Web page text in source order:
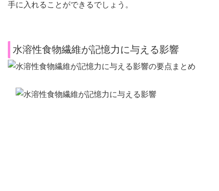
手に入れることができるでしょう。
水溶性食物繊維が記憶力に与える影響